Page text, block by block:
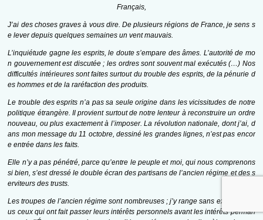
Français,
J’ai des choses graves à vous dire. De plusieurs régions de France, je sens s
e lever depuis quelques semaines un vent mauvais.
L’inquiétude gagne les esprits, le doute s’empare des âmes. L’autorité de mo
n gouvernement est discutée ; les ordres sont souvent mal exécutés (…) Nos
difficultés intérieures sont faites surtout du trouble des esprits, de la pénurie d
es hommes et de la raréfaction des produits.
Le trouble des esprits n’a pas sa seule origine dans les vicissitudes de notre
politique étrangère. Il provient surtout de notre lenteur à reconstruire un ordre
nouveau, ou plus exactement à l’imposer. La révolution nationale, dont j’ai, d
ans mon message du 11 octobre, dessiné les grandes lignes, n’est pas encor
e entrée dans les faits.
Elle n’y a pas pénétré, parce qu’entre le peuple et moi, qui nous comprenons
si bien, s’est dressé le double écran des partisans de l’ancien régime et des s
erviteurs des trusts.
Les troupes de l’ancien régime sont nombreuses ; j’y range sans exception to
us ceux qui ont fait passer leurs intérêts personnels avant les intérêts perman